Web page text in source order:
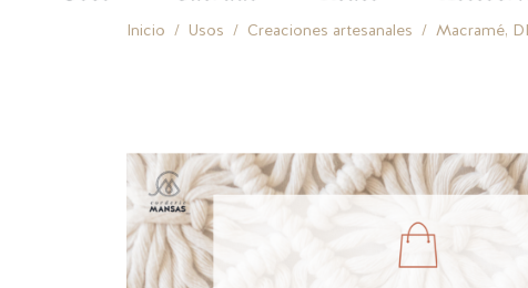
Inicio Usos Creaciones artesanales Macramé,